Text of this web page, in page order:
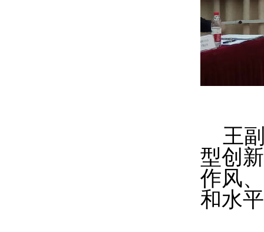
王
型创
作风
和水